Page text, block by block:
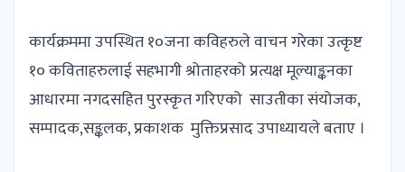
कार्यक्रममा उपस्थित १०जना कविहरुले वाचन गरेका उत्कृष्ट
१० कविताहरुलाई सहभागी श्रोताहरको प्रत्यक्ष मूल्याङ्कनका
आधारमा नगदसहित पुरस्कृत गरिएको साउतीका संयोजक,
सम्पादक,सङ्कलक, प्रकाशक मुक्तिप्रसाद उपाध्यायले बताए ।